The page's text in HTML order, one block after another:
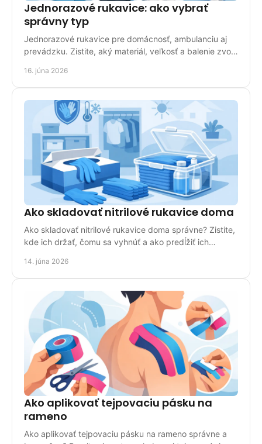
Jednorazové rukavice: ako vybrať
správny typ
Jednorazové rukavice pre domácnosť, ambulanciu aj
prevádzku. Zistite, aký materiál, veľkosť a balenie zvoliť
16. júna 2026
Ako skladovať nitrilové rukavice doma
Ako skladovať nitrilové rukavice doma správne? Zistite,
kde ich držať, čomu sa vyhnúť a ako predĺžiť ich
14. júna 2026
Ako aplikovať tejpovaciu pásku na
rameno
Ako aplikovať tejpovaciu pásku na rameno správne a